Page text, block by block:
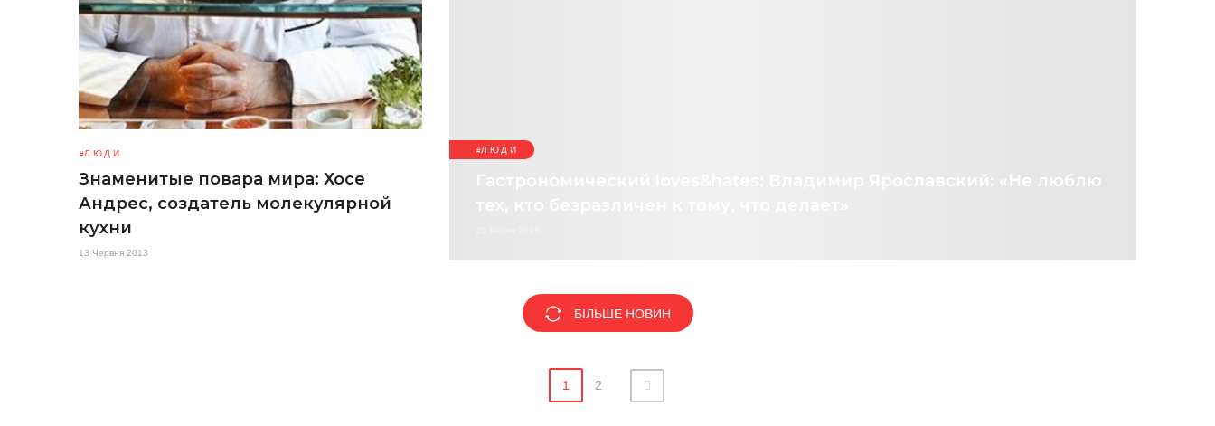
ЛЮДИ
Знаменитые повара мира: Хосе
Андрес, создатель молекулярной
кухни
13 Червня 2013
ЛЮДИ
Гастрономический loves&hates: Владимир Ярославский: «Не люблю
БІЛЬШЕ НОВИН
1 2